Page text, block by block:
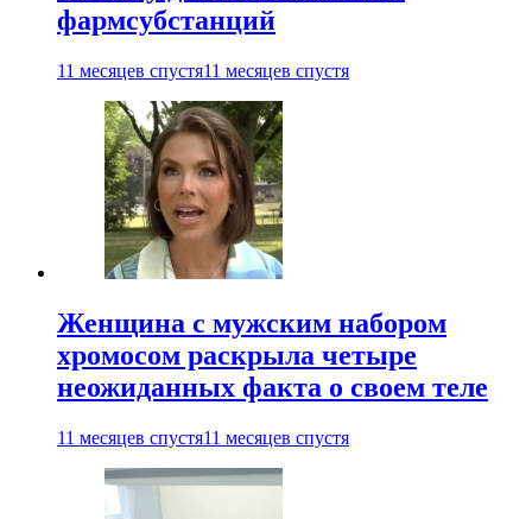
фармсубстанций
11 месяцев спустя11 месяцев спустя
Женщина с мужским набором
хромосом раскрыла четыре
неожиданных факта о своем теле
11 месяцев спустя11 месяцев спустя